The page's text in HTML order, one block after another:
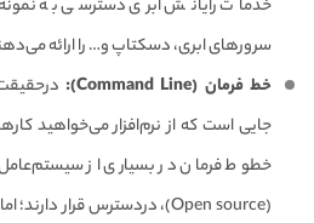
خدمات رایانش ابری دسترسی به
سرورهای ابری، دسکتاپ و… را ارائه
خط فرمان (Command Line):
جایی است که از نرم‌افزار می‌خواهید
خطوط فرمان در بسیاری از